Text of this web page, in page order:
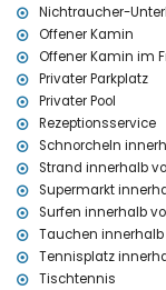
Einrichtungen und
enthalten sind
Internet (WiFi)
Bügeleisen und
Bettwäsche und
Empfangsdienst
Tischtennis
Luftheizung und
Einrichtungen und
Zustellbett und
Unterhaltungs- und
Jávea, Costa Blanca
Nichtraucher-
Offener Kamin
Offener Kamin im
Privater Parkplatz
Privater Pool
Rezeptionsservice
Schnorcheln
Strand innerhalb
Supermarkt
Surfen innerhalb
Tauchen innerhalb
Tennisplatz
Tischtennis